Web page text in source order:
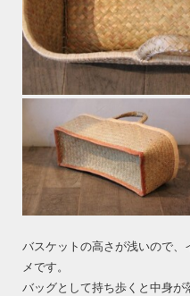
バスケットの高さが浅いので、
メです。
バッグとして持ち歩くと中身